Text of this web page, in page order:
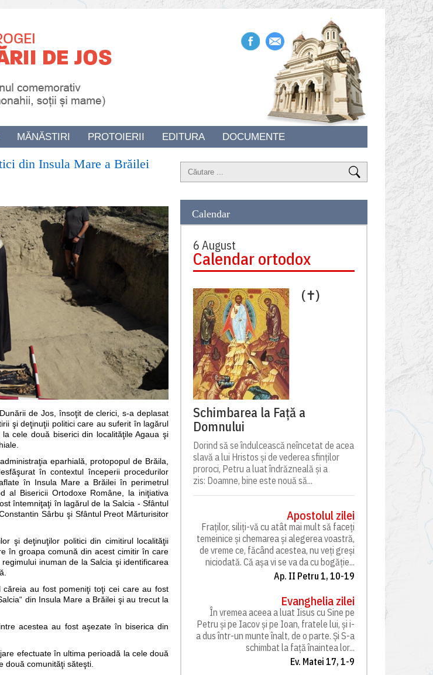
MĂNĂSTIRI PROTOIERII EDITURA DOCUMENTE
din Insula Mare a Brăilei
de Jos, însoţit de clerici, s-a deplasat
şi deţinuţii politici care au suferit în lagărul
cele două biserici din localităţile Agaua şi
eparhială, protopopul de Brăila,
în contextul începerii procedurilor
în Insula Mare a Brăilei în perimetrul
al Bisericii Ortodoxe Române, la iniţiativa
întemniţaţi în lagărul de la Salcia - Sfântul
Sârbu şi Sfântul Preot Mărturisitor
şi deţinuţilor politici din cimitirul localităţii
în groapa comună din acest cimitir în care
inuman de la Salcia şi identificarea
căreia au fost pomeniţi toţi cei care au fost
din Insula Mare a Brăilei şi au trecut la
acestea au fost aşezate în biserica din
efectuate în ultima perioadă la cele două
două comunităţi săteşti.
Calendar
6 August
Calendar ortodox
(✝)
Schimbarea la Față a
Domnului
Dorind să se îndulcească neîncetat de acea
slavă a lui Hristos și de vederea sfinților
proroci, Petru a luat îndrăzneală și a
zis: Doamne, bine este nouă să...
Apostolul zilei
Fraților, siliți-vă cu atât mai mult să faceți
temeinice și chemarea și alegerea voastră,
de vreme ce, făcând acestea, nu veți greși
niciodată. Că așa vi se va da cu bogăție...
Ap. II Petru 1, 10-19
Evanghelia zilei
În vremea aceea a luat Iisus cu Sine pe
Petru și pe Iacov și pe Ioan, fratele lui, și i-
a dus într-un munte înalt, de o parte. Și S-a
schimbat la față înaintea lor...
Ev. Matei 17, 1-9